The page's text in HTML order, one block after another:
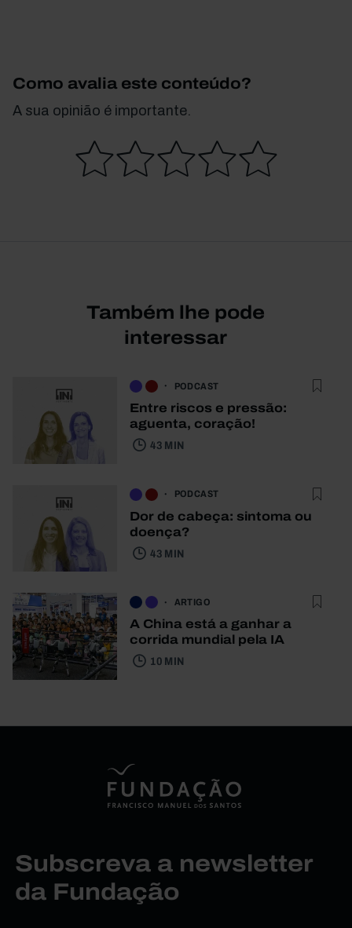
Como avalia este conteúdo?
A sua opinião é importante.
Também lhe pode
interessar
PODCAST
Entre riscos e pressão:
aguenta, coração!
43 MIN
PODCAST
Dor de cabeça: sintoma ou
doença?
43 MIN
ARTIGO
A China está a ganhar a
corrida mundial pela IA
10 MIN
Subscreva a newsletter
da Fundação